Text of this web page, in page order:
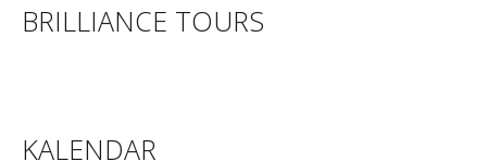
BRILLIANCE TOURS
KALENDAR